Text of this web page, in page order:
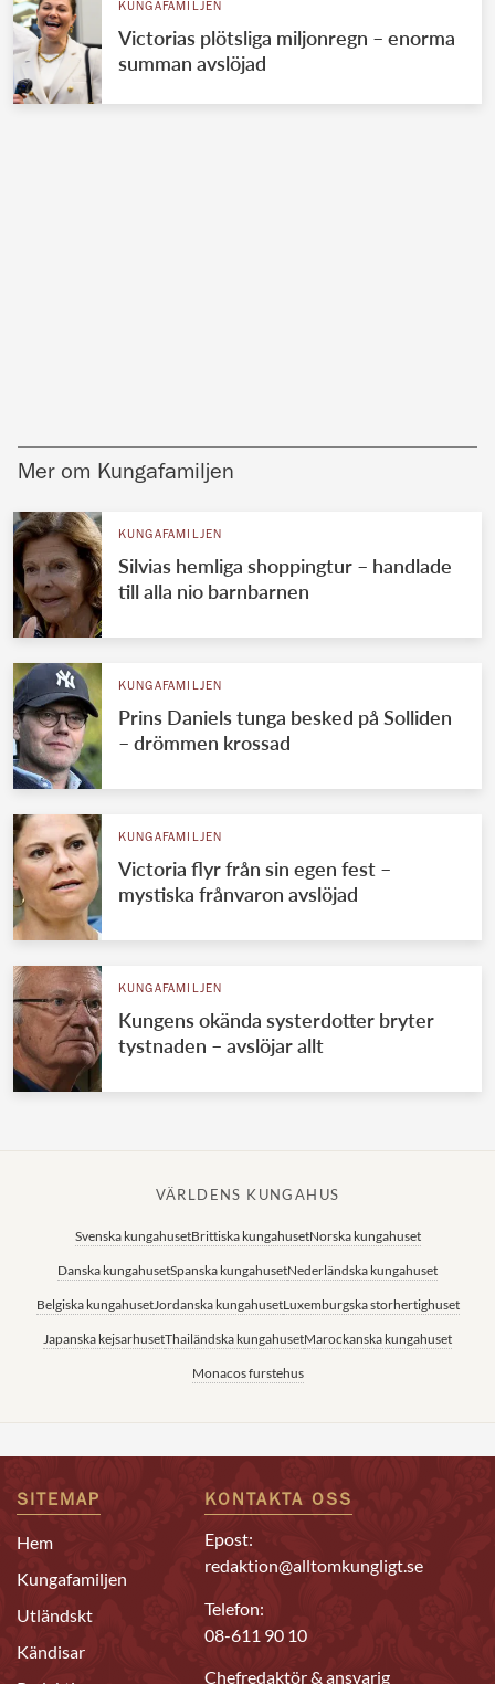
KUNGAFAMILJEN
Victorias plötsliga miljonregn – enorma
summan avslöjad
Mer om Kungafamiljen
KUNGAFAMILJEN
Silvias hemliga shoppingtur – handlade
till alla nio barnbarnen
KUNGAFAMILJEN
Prins Daniels tunga besked på Solliden
– drömmen krossad
KUNGAFAMILJEN
Victoria flyr från sin egen fest –
mystiska frånvaron avslöjad
KUNGAFAMILJEN
Kungens okända systerdotter bryter
tystnaden – avslöjar allt
VÄRLDENS KUNGAHUS
Svenska kungahusetBrittiska kungahusetNorska kungahuset
Danska kungahusetSpanska kungahusetNederländska kungahuset
Belgiska kungahusetJordanska kungahusetLuxemburgska storhertighuset
Japanska kejsarhusetThailändska kungahusetMarockanska kungahuset
Monacos furstehus
SITEMAP
Hem
Kungafamiljen
Utländskt
Kändisar
KONTAKTA OSS
Epost:
redaktion@alltomkungligt.se
Telefon:
08-611 90 10
Chefredaktör & ansvarig